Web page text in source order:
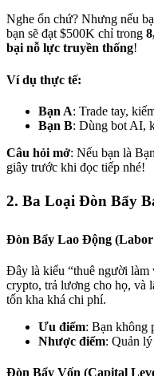
Nghe ổn chứ? Nhưng nếu
bạn sẽ đạt $500K chỉ trong
bại nỗ lực truyền thống!
Ví dụ thực tế:
Bạn A: Trade tay,
Bạn B: Dùng bot AI,
Câu hỏi mở: Nếu bạn là
giây trước khi đọc tiếp nhé!
2. Ba Loại Đòn Bẩy
Đòn Bẩy Lao Động (Labor
Đây là kiểu “thuê người làm
crypto, trả lương cho họ, và
tốn kha khá chi phí.
Ưu điểm: Bạn không
Nhược điểm: Quản
Đòn Bẩy Vốn (Capital